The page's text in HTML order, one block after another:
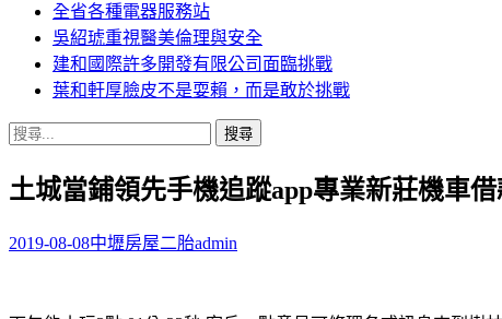
主
要
內
容
全省各種電器服務站
吳紹琥重視醫美倫理與安全
建和國際許多開發有限公司面臨挑戰
葉和軒厚臉皮不是耍賴，而是敢於挑戰
搜
關
字:
土城當鋪領先手機追蹤app專業新莊機車借
2019-08-08中壢房屋二胎admin